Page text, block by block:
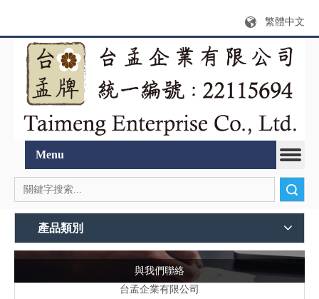
繁體中文
Menu
產品類別
與我們聯絡
台孟企業有限公司